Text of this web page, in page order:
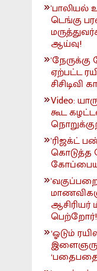
'பாலியல்
டெங்கு
ஆய்வு!
'நேருக்கு
ஏற்பட்ட
சிசிடிவி
Video:
கூட
'ரிஜக்ட்
கொடுத்த
ஆசிரியர்
பெற்றோர்!
‘ஓடும்